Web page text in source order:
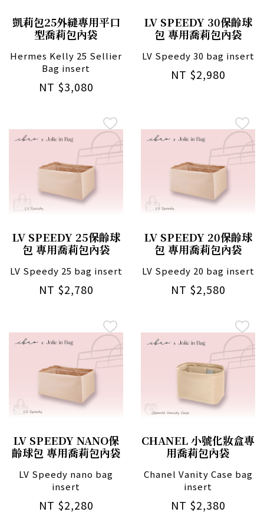
凱莉包25外縫專用平口
型喬莉包內袋
Hermes Kelly 25 Sellier
Bag insert
NT $3,080
LV SPEEDY 30保齡球
包 專用喬莉包內袋
LV Speedy 30 bag insert
NT $2,980
LV SPEEDY 25保齡球
包 專用喬莉包內袋
LV Speedy 25 bag insert
NT $2,780
LV SPEEDY 20保齡球
包 專用喬莉包內袋
LV Speedy 20 bag insert
NT $2,580
LV SPEEDY NANO保
齡球包 專用喬莉包內袋
LV Speedy nano bag
insert
NT $2,280
CHANEL 小號化妝盒專
用喬莉包內袋
Chanel Vanity Case bag
insert
NT $2,380